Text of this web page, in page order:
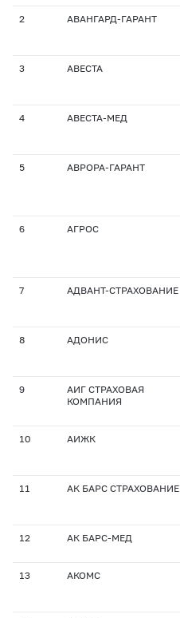
2 АВАНГАРД-ГАРАНТ
3 АВЕСТА
4 АВЕСТА-МЕД
5 АВРОРА-ГАРАНТ
6 АГРОС
7 АДВАНТ-СТРАХОВАНИЕ
8 АДОНИС
9
АИГ СТРАХОВАЯ
КОМПАНИЯ
10 АИЖК
11 АК БАРС СТРАХОВАНИЕ
12 АК БАРС-МЕД
13 АКОМС